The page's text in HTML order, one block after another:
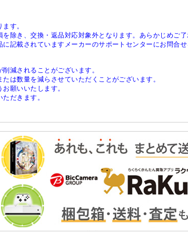
す。
除き、交換・返品対応対象外となります。あらかじめご
記載されていますメーカーのサポートセンターにお問合
減されることがございます。
は数量を減らさせていただくことがございます。
願いいたします。
だきます。